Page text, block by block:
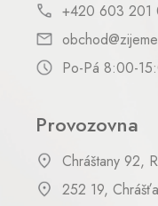
+420 603 201
Po-Pá 8:00-
Provozovna
Chráštany 92,
252 19,